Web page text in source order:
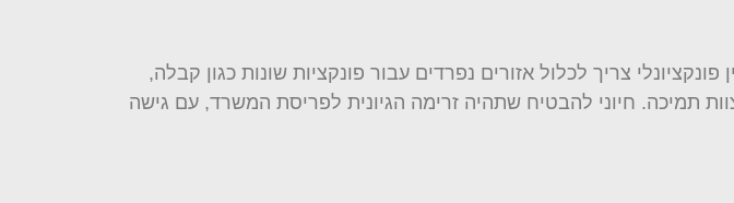
צריך לכלול אזורים נפרדים עבור פונקציות שונות כגון קבלה,
תמיכה. חיוני להבטיח שתהיה זרימה הגיונית לפריסת המשרד, עם גישה